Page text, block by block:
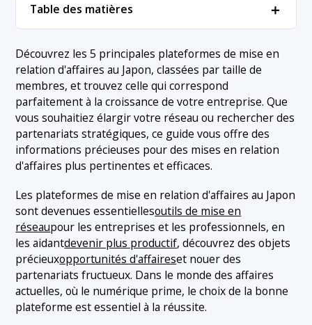
Table des matières ＋
relation d'entreprises (par nombre de membres)
＋
1.1 1. En effet
1.2 2. EnTenshoku (エン転職)
1.3 3. Doda
1.4 4. MyNaviTenshoku (マイナビ転職)
2. Conclusion
Découvrez les 5 principales plateformes de mise en
relation d'affaires au Japon, classées par taille de
membres, et trouvez celle qui correspond
parfaitement à la croissance de votre entreprise. Que
vous souhaitiez élargir votre réseau ou rechercher des
partenariats stratégiques, ce guide vous offre des
informations précieuses pour des mises en relation
d'affaires plus pertinentes et efficaces.
Les plateformes de mise en relation d'affaires au Japon
sont devenues essentiellesoutils de mise en
réseaupour les entreprises et les professionnels, en
les aidantdevenir plus productif, découvrez des objets
précieuxopportunités d'affaireset nouer des
partenariats fructueux. Dans le monde des affaires
actuelles, où le numérique prime, le choix de la bonne
plateforme est essentiel à la réussite.